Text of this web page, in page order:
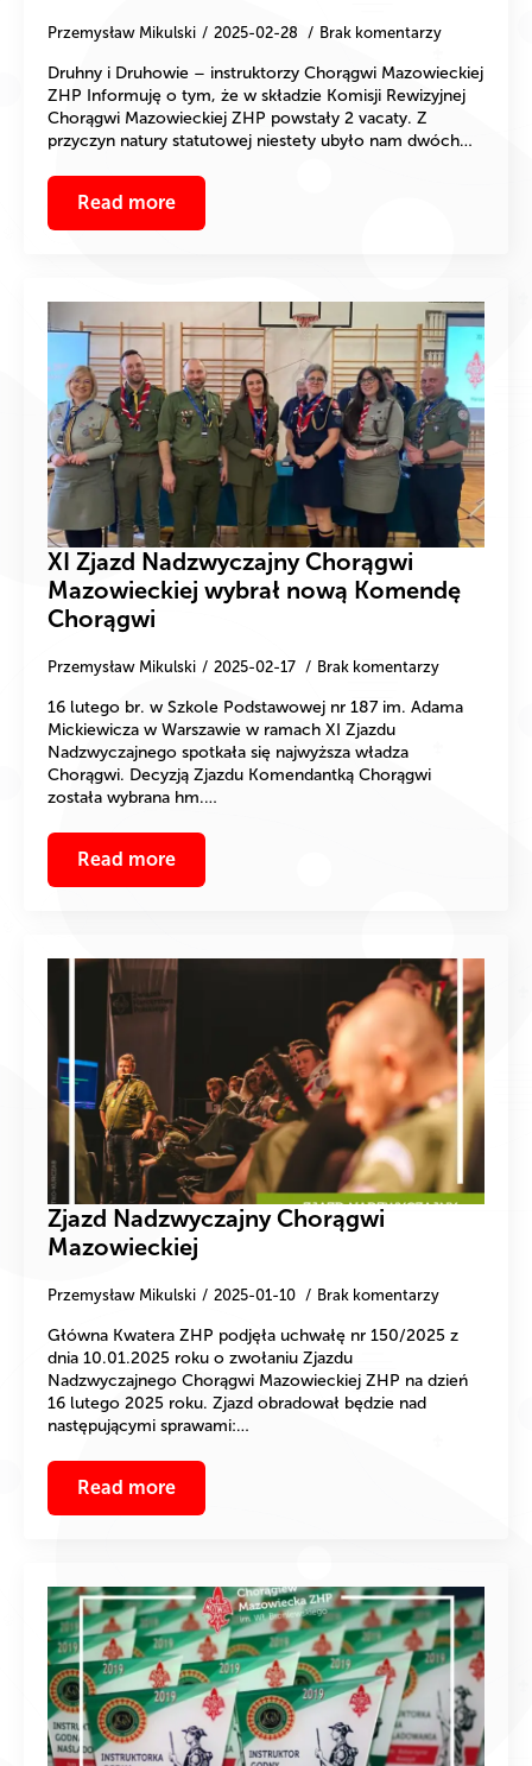
Przemysław Mikulski 2025-02-28 Brak komentarzy
Druhny i Druhowie – instruktorzy Chorągwi Mazowieckiej
ZHP Informuję o tym, że w składzie Komisji Rewizyjnej
Chorągwi Mazowieckiej ZHP powstały 2 vacaty. Z
przyczyn natury statutowej niestety ubyło nam dwóch…
Read more
XI Zjazd Nadzwyczajny Chorągwi
Mazowieckiej wybrał nową Komendę
Chorągwi
Przemysław Mikulski 2025-02-17 Brak komentarzy
16 lutego br. w Szkole Podstawowej nr 187 im. Adama
Mickiewicza w Warszawie w ramach XI Zjazdu
Nadzwyczajnego spotkała się najwyższa władza
Chorągwi. Decyzją Zjazdu Komendantką Chorągwi
została wybrana hm.…
Read more
Zjazd Nadzwyczajny Chorągwi
Mazowieckiej
Przemysław Mikulski 2025-01-10 Brak komentarzy
Główna Kwatera ZHP podjęła uchwałę nr 150/2025 z
dnia 10.01.2025 roku o zwołaniu Zjazdu
Nadzwyczajnego Chorągwi Mazowieckiej ZHP na dzień
16 lutego 2025 roku. Zjazd obradował będzie nad
następującymi sprawami:…
Read more